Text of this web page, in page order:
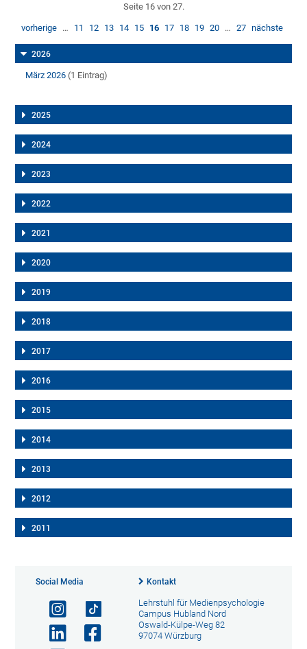
Seite 16 von 27.
vorherige … 11 12 13 14 15 16 17 18 19 20 … 27 nächste
2026
März 2026 (1 Eintrag)
2025
2024
2023
2022
2021
2020
2019
2018
2017
2016
2015
2014
2013
2012
2011
Social Media Kontakt
Lehrstuhl für Medienpsychologie
Campus Hubland Nord
Oswald-Külpe-Weg 82
97074 Würzburg